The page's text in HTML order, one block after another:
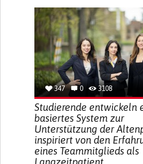
PROMOTING SELF-MANAGEMENT
GASTROENTEROLOGY
MEDICAL
PORTUGAL
347 0 3108
Studierende entwickeln
basiertes System zur
Unterstützung der
inspiriert von den
eines Teammitglieds als